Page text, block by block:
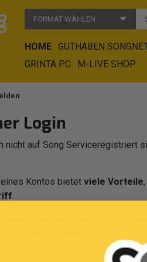
FORMAT WÄHLEN
HOME GUTHABEN
GRINTA PC
M-LIVE SHOP
Login
nicht auf Song Serviceregistriert
Kontos bietet viele Vorteile
.
können all ihre Einkäufe
herunterladen.
Newsletter abonnieren,